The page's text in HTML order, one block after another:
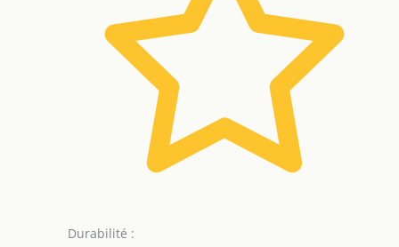
Durabilité :